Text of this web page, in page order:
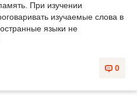
При изучении
изучаемые слова в
языки не
0